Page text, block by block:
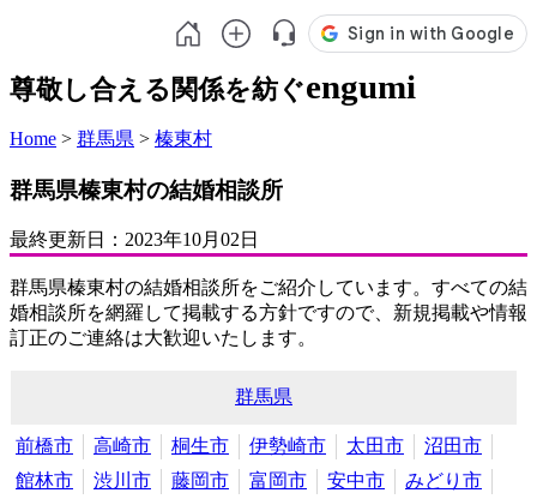
尊敬し合える関係を紡ぐengumi
Home > 群馬県 > 榛東村
群馬県榛東村の結婚相談所
最終更新日： 2023年10月02日
群馬県榛東村の結婚相談所をご紹介しています。すべての結
婚相談所を網羅して掲載する方針ですので、新規掲載や情報
訂正のご連絡は大歓迎いたします。
群馬県
前橋市 高崎市 桐生市 伊勢崎市 太田市
沼田市
館林市
渋川市 藤岡市 富岡市 安中市
みどり市